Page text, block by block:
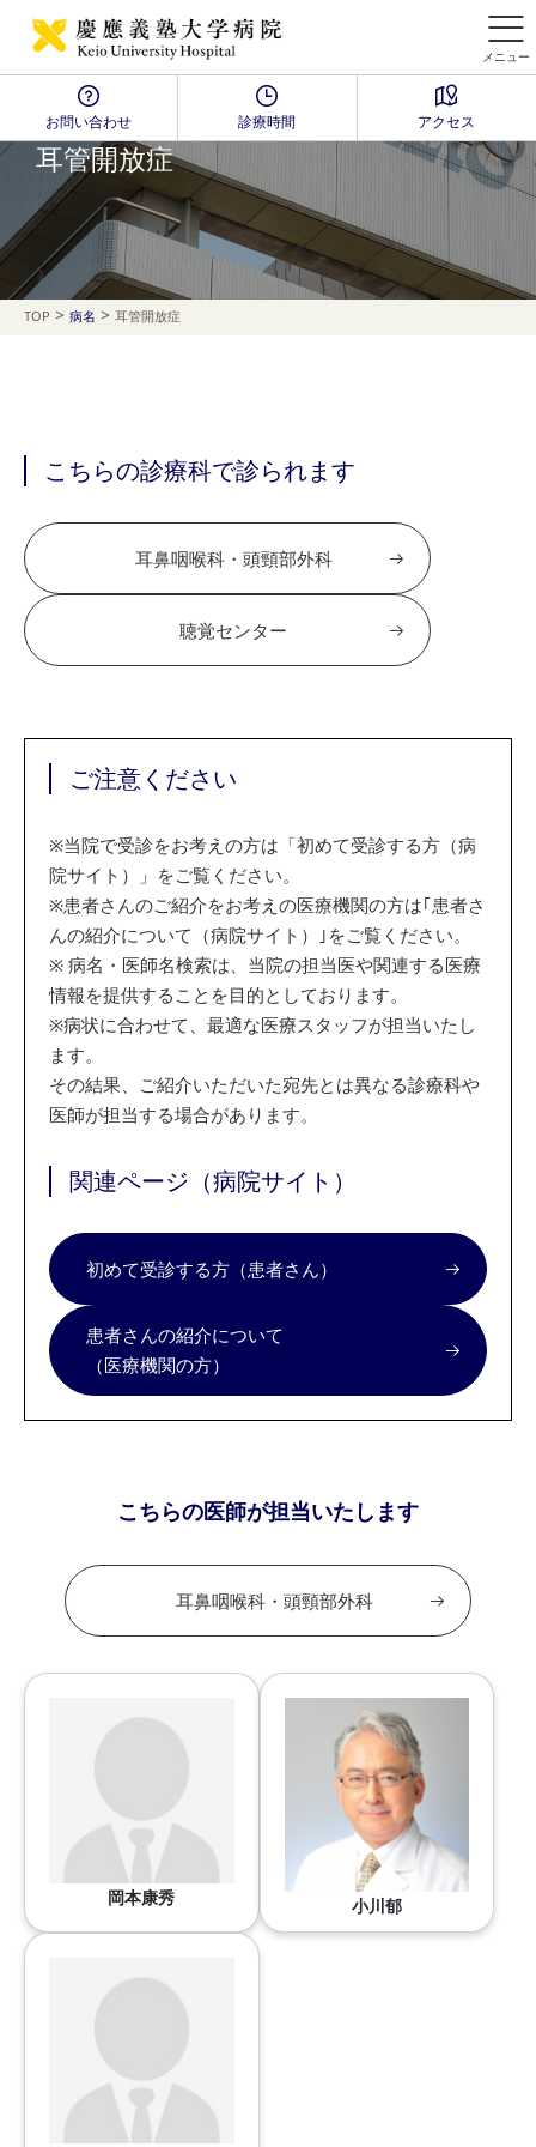
メニュー
お問い合わせ 診療時間 アクセス
Disease Name Search
耳管開放症
TOP > 病名 > 耳管開放症
こちらの診療科で診られます
耳鼻咽喉科・頭頸部外科
聴覚センター
ご注意ください
※当院で受診をお考えの方は「初めて受診する方（病
院サイト）」をご覧ください。
※患者さんのご紹介をお考えの医療機関の方は｢患者さ
んの紹介について（病院サイト）｣をご覧ください。
※ 病名・医師名検索は、当院の担当医や関連する医療
情報を提供することを目的としております。
※病状に合わせて、最適な医療スタッフが担当いたし
ます。
その結果、ご紹介いただいた宛先とは異なる診療科や
医師が担当する場合があります。
関連ページ（病院サイト）
初めて受診する方（患者さん）
患者さんの紹介について
（医療機関の方）
こちらの医師が担当いたします
耳鼻咽喉科・頭頸部外科
岡本康秀 小川郁